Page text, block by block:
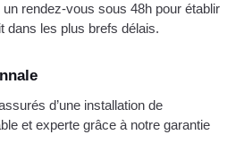
rendez-vous sous 48h pour établir
dans les plus brefs délais.
d’une installation de
et experte grâce à notre garantie